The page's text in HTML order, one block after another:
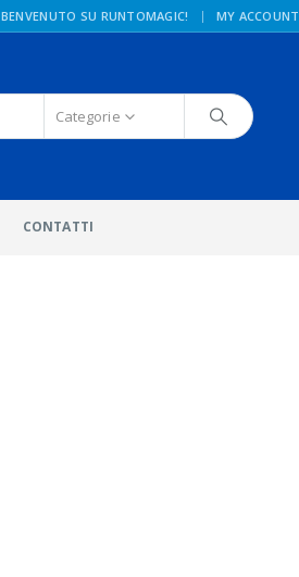
BENVENUTO SU RUNTOMAGIC! | MY ACCOUNT
Categorie
CONTATTI